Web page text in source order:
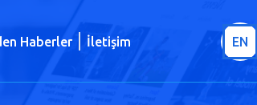
Haberler İletişim EN